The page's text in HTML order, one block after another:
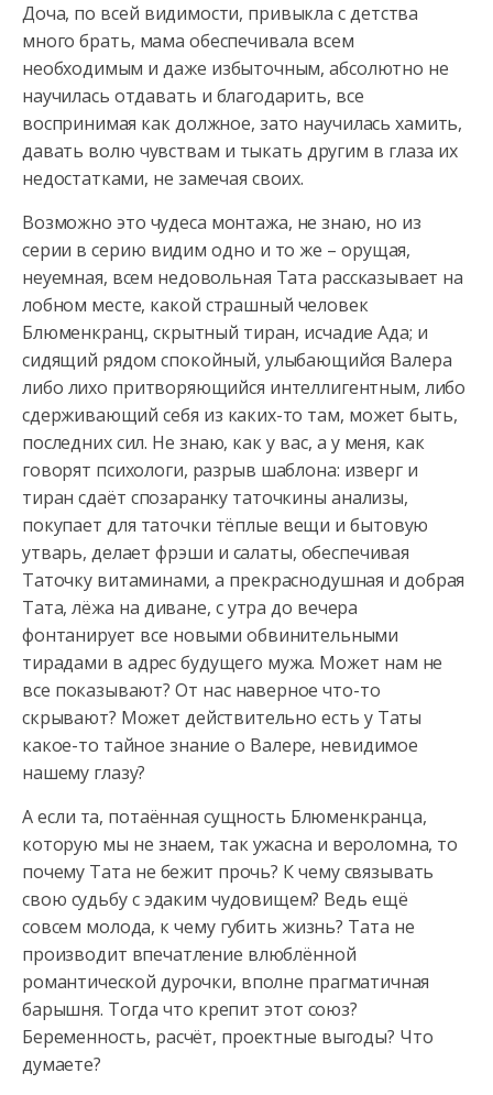
Доча, по всей видимости, привыкла с детства
много брать, мама обеспечивала всем
необходимым и даже избыточным, абсолютно не
научилась отдавать и благодарить, все
воспринимая как должное, зато научилась хамить,
давать волю чувствам и тыкать другим в глаза их
недостатками, не замечая своих.
Возможно это чудеса монтажа, не знаю, но из
серии в серию видим одно и то же – орущая,
неуемная, всем недовольная Тата рассказывает на
лобном месте, какой страшный человек
Блюменкранц, скрытный тиран, исчадие Ада; и
сидящий рядом спокойный, улыбающийся Валера
либо лихо притворяющийся интеллигентным, либо
сдерживающий себя из каких-то там, может быть,
последних сил. Не знаю, как у вас, а у меня, как
говорят психологи, разрыв шаблона: изверг и
тиран сдаёт спозаранку таточкины анализы,
покупает для таточки тёплые вещи и бытовую
утварь, делает фрэши и салаты, обеспечивая
Таточку витаминами, а прекраснодушная и добрая
Тата, лёжа на диване, с утра до вечера
фонтанирует все новыми обвинительными
тирадами в адрес будущего мужа. Может нам не
все показывают? От нас наверное что-то
скрывают? Может действительно есть у Таты
какое-то тайное знание о Валере, невидимое
нашему глазу?
А если та, потаённая сущность Блюменкранца,
которую мы не знаем, так ужасна и вероломна, то
почему Тата не бежит прочь? К чему связывать
свою судьбу с эдаким чудовищем? Ведь ещё
совсем молода, к чему губить жизнь? Тата не
производит впечатление влюблённой
романтической дурочки, вполне прагматичная
барышня. Тогда что крепит этот союз?
Беременность, расчёт, проектные выгоды? Что
думаете?